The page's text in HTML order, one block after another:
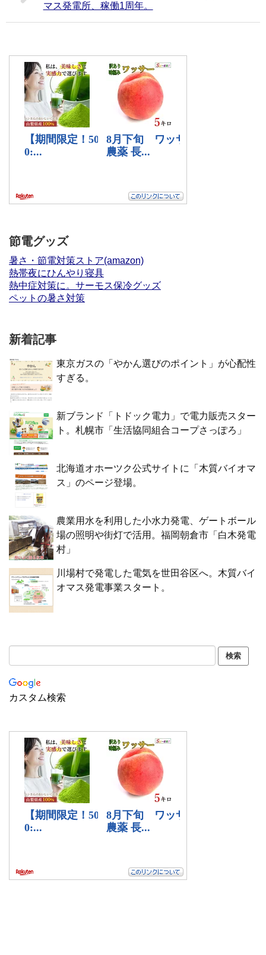
マス発電所、稼働1周年。
節電グッズ
暑さ・節電対策ストア(amazon)
熱帯夜にひんやり寝具
熱中症対策に。サーモス保冷グッズ
ペットの暑さ対策
新着記事
東京ガスの「やかん選びのポイント」が心配性
すぎる。
新ブランド「トドック電力」で電力販売スター
ト。札幌市「生活協同組合コープさっぽろ」
北海道オホーツク公式サイトに「木質バイオマ
ス」のページ登場。
農業用水を利用した小水力発電、ゲートボール
場の照明や街灯で活用。福岡朝倉市「白木発電
村」
川場村で発電した電気を世田谷区へ。木質バイ
オマス発電事業スタート。
カスタム検索